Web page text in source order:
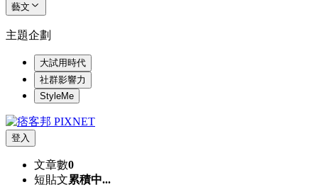
藝文
主題企劃
大試用時代
社群影響力
StyleMe
登入
文章數0
短貼文累積中...